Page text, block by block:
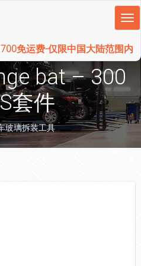
免运费-仅限中国大陆范围内
bat – 300
套件
玻璃拆装工具